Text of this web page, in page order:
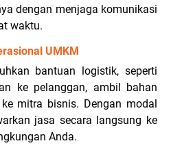
dengan menjaga komunikasi
waktu.
UMKM
bantuan logistik, seperti
ke pelanggan, ambil bahan
mitra bisnis. Dengan modal
jasa secara langsung ke
Anda.